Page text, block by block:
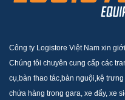
Công ty Logistore Việt Nam xin
Chúng tôi chuyên cung cấp các
cụ,bàn thao tác,bàn nguội,kệ
chứa hàng trong gara, xe đẩy, xe